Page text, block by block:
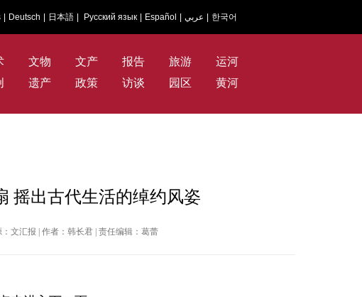
Deutsch 日本語 Русский язык Español عربي 한국어
文物 文产 报告 旅游
运河
遗产 政策 访谈 园区 黄河
摇出古代生活的绰约风姿
：文汇报 | 作者：韩长君 | 责任编辑：葛蕾